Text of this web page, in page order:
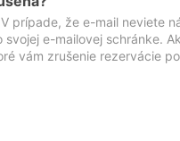
prípade, že e-mail neviete
e-mailovej schránke.
vám zrušenie rezervácie